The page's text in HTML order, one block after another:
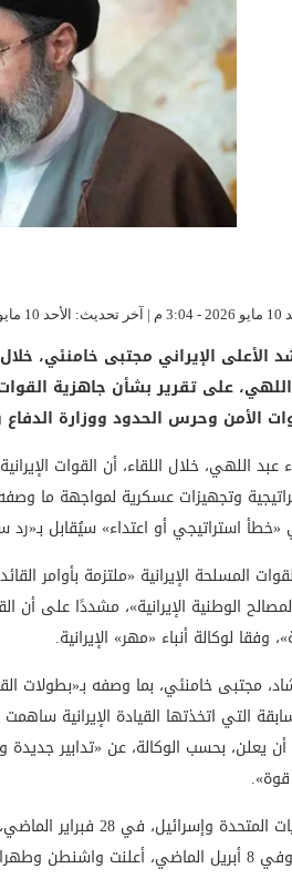
م
الأعلى الإيراني مجتبى خامنئي،
اللهي، على تقرير بشأن جاهزية
الأمن وحرس الحدود ووزارة الدفاع
عبد اللهي، خلال اللقاء، أن القوات
وتجهيزات عسكرية لمواجهة ما وصفه
«خطأ استراتيجي أو اعتداء» سيُقابل
المسلحة الإيرانية «ملتزمة بأوامر
الوطنية الإيرانية»، مشددًا على أن
وفقا لوكالة أنباء «مهر» الإيرانية.
مجتبى خامنئي، بما وصفه بـ«بطولات
التي اتخذتها القيادة الإيرانية
أن يعلن، بحسب الوكالة، عن «تدابير
قوة».
النار لمدة أسبوعين.